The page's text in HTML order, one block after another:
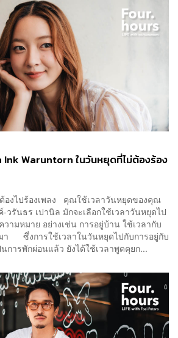
Ink Waruntorn ในวันหยุดที่ไม่ต้องร้อง
องไปร้องเพลง คุณใช้เวลาวันหยุดของคุณ
วรันธร เปานิล มักจะเลือกใช้เวลาวันหยุดไป
ามหมาย อย่างเช่น การอยู่บ้าน ใช้เวลากับ
า ซึ่งการใช้เวลาในวันหยุดไปกับการอยู่กับ
การพักผ่อนแล้ว ยังได้ใช้เวลาพูดคุยก...